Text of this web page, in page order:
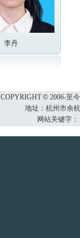
李丹
COPYRIGHT© 2006-至今
地址：杭州市余
网站关键字：